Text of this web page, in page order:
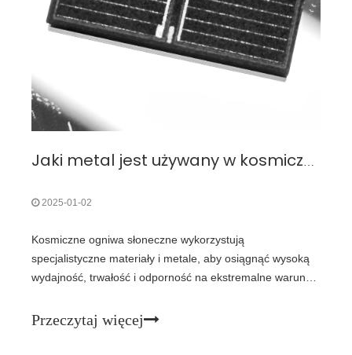
Jaki metal jest używany w kosmicznych ogniwach słonecznych? Kluczowe materiały zapewniające wydajność i trwałość
2025-01-02
Kosmiczne ogniwa słoneczne wykorzystują
specjalistyczne materiały i metale, aby osiągnąć wysoką
wydajność, trwałość i odporność na ekstremalne warunki
kosmicznych ogniwach słonecznych i ich rola:1. Materiały
Przeczytaj więcej